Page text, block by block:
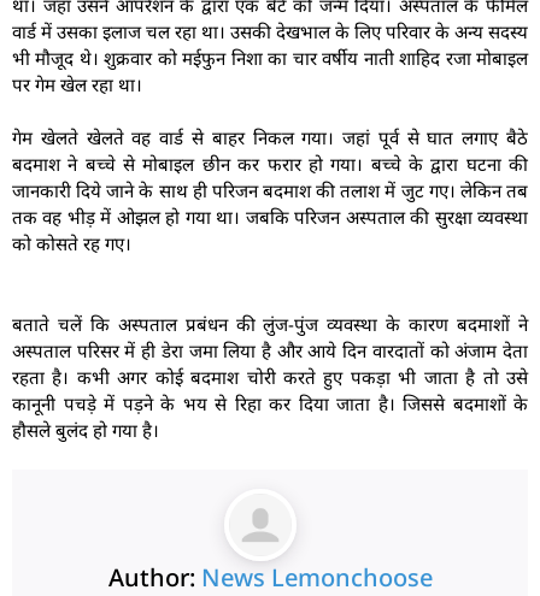
वार्ड में उसका इलाज चल रहा था। उसकी देखभाल के लिए परिवार के अन्य सदस्य
भी मौजूद थे। शुक्रवार को मईफुन निशा का चार वर्षीय नाती शाहिद रजा मोबाइल
पर गेम खेल रहा था।
गेम खेलते खेलते वह वार्ड से बाहर निकल गया। जहां पूर्व से घात लगाए बैठे
बदमाश ने बच्चे से मोबाइल छीन कर फरार हो गया। बच्चे के द्वारा घटना की
जानकारी दिये जाने के साथ ही परिजन बदमाश की तलाश में जुट गए। लेकिन तब
तक वह भीड़ में ओझल हो गया था। जबकि परिजन अस्पताल की सुरक्षा व्यवस्था
को कोसते रह गए।
बताते चलें कि अस्पताल प्रबंधन की लुंज-पुंज व्यवस्था के कारण बदमाशों ने
अस्पताल परिसर में ही डेरा जमा लिया है और आये दिन वारदातों को अंजाम देता
रहता है। कभी अगर कोई बदमाश चोरी करते हुए पकड़ा भी जाता है तो उसे
कानूनी पचड़े में पड़ने के भय से रिहा कर दिया जाता है। जिससे बदमाशों के
हौसले बुलंद हो गया है।
Author: News Lemonchoose